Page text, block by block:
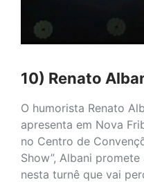
10) Renato
O humorista Renato
apresenta em Nova
no Centro de
Show”, Albani
nesta turnê que vai